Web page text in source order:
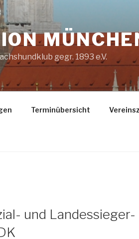
gegr. 1893 e.V.
Terminübersicht
und Landessieger-